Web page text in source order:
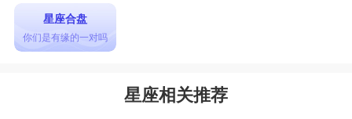
全感，这是天生自带的，几乎恨不得天天能够跟心
爱的人煲电话，就算是微信啊、短信啊，也是要天
一面，不回短信不联系，就算你邀约，他们也会各
星座合盘
你们是有缘的一对吗
星座相关推荐